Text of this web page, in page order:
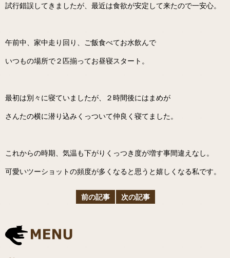
試行錯誤してきましたが、最近は食欲が安定して来たので一安心。
午前中、家中走り回り、ご飯食べてお水飲んで
いつもの場所で２匹揃ってお昼寝スタート。
最初は別々に寝ていましたが、２時間後にはまめが
さんたの横に潜り込みくっついて仲良く寝てました。
これからの時期、気温も下がりくっつき度が増す事間違えなし。
可愛いツーショットの頻度が多くなると思うと嬉しくなる私です。
前の記事 次の記事